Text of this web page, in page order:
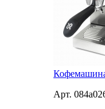
Арт.